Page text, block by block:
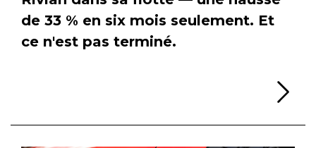
de 33 % en six mois seulement. Et
ce n'est pas terminé.